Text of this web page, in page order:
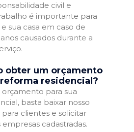
civil e
é importante para
sua casa em caso de
causados durante a
obter um orçamento
residencial?
para sua
basta baixar nosso
clientes e solicitar
cadastradas.